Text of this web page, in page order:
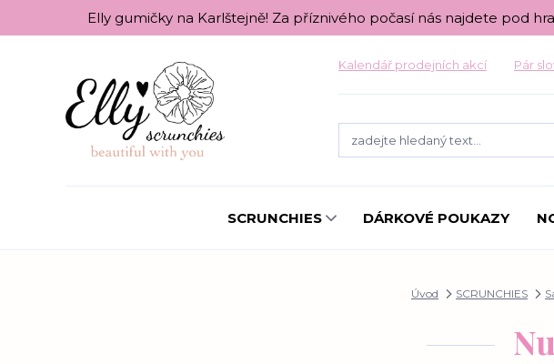
Elly gumičky na Karlštejně! Za příznivého počasí nás najdete pod
Kalendář prodejních akcí Pár
SCRUNCHIES DÁRKOVÉ POUKAZY
Úvod SCRUNCHIES